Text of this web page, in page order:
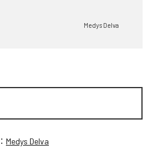
Medys Delva
Medys Delva